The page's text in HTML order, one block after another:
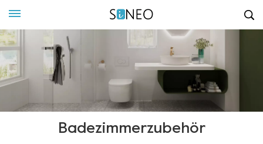
Badezimmerzubehör